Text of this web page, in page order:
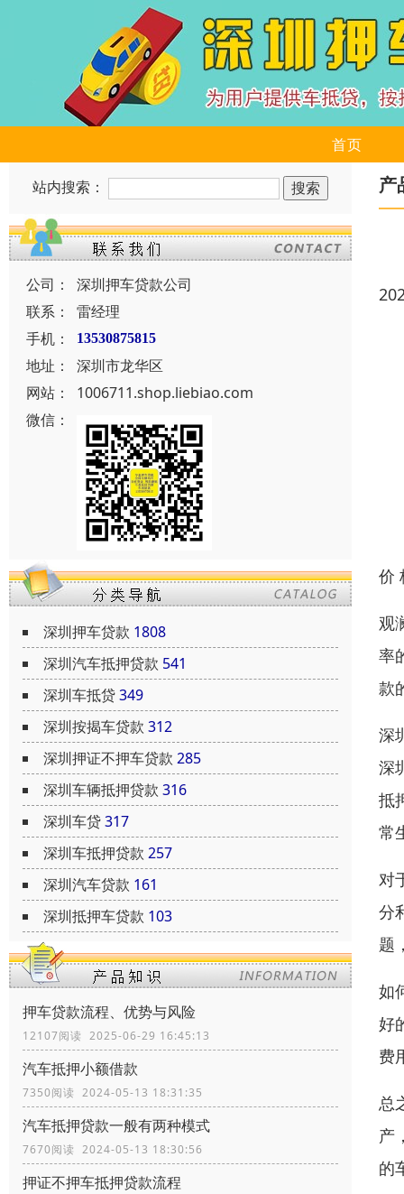
首页
站内搜索：
公司：
深圳押车贷款公司
联系：
雷经理
手机：
13530875815
地址：
深圳市龙华区
网站：
1006711.shop.liebiao.com
微信：
深圳押车贷款 1808
深圳汽车抵押贷款 541
深圳车抵贷349
深圳按揭车贷款 312
深圳押证不押车贷款 285
深圳车辆抵押贷款 316
深圳车贷317
深圳车抵押贷款 257
深圳汽车贷款 161
深圳抵押车贷款 103
押车贷款流程、优势与风险
12107阅读 2025-06-29 16:45:13
汽车抵押小额借款
7350阅读 2024-05-13 18:31:35
汽车抵押贷款一般有两种模式
7670阅读 2024-05-13 18:30:56
押证不押车抵押贷款流程
产
价
观
率
款
深
深
抵
常
对
分
题
如
好
费
总
产
的